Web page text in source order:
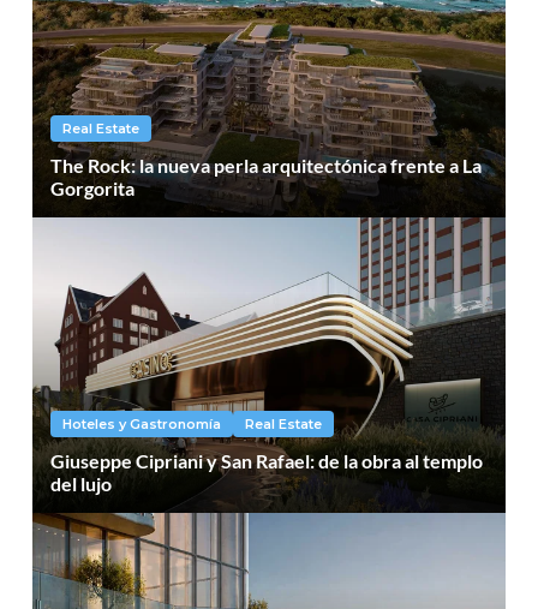
Real Estate
The Rock: la nueva perla arquitectónica frente a La
Gorgorita
Hoteles y Gastronomía Real Estate
Giuseppe Cipriani y San Rafael: de la obra al templo
del lujo